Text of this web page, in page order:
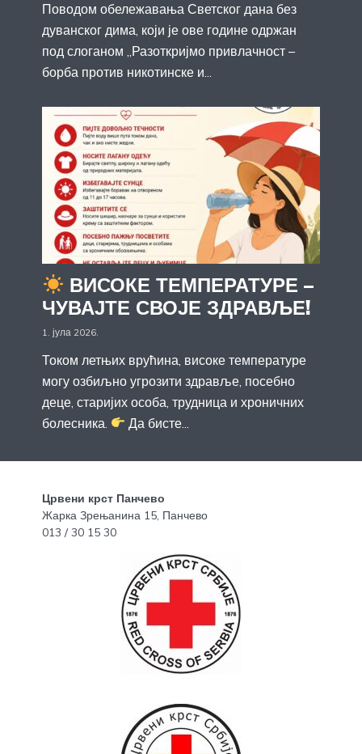
Поводом обележавања Светског дана без
дуванског дима, који је ове године одржан
под слоганом „Разоткријмо привлачност –
борба против никотинске и...
ВИСОКЕ ТЕМПЕРАТУРЕ –
ЧУВАЈТЕ СВОЈЕ ЗДРАВЉЕ!
1. јула 2026.
Током летњих врућина, високе температуре
могу озбиљно угрозити здравље, посебно
деце, старијих особа, трудница и хроничних
болесника.
Да бисте...
Црвени крст Панчево
Жарка Зрењанина 15, Панчево
013 / 30 15 30